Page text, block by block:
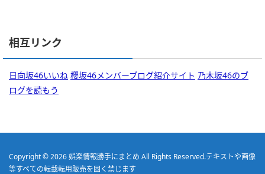
相互リンク
日向坂46いいね 櫻坂46メンバーブログ紹介サイト 乃木坂46のブ
ログを読もう
Copyright © 2026娯楽情報勝手にまとめ All Rights Reserved.テキストや画像
等すべての転載転用販売を固く禁じます